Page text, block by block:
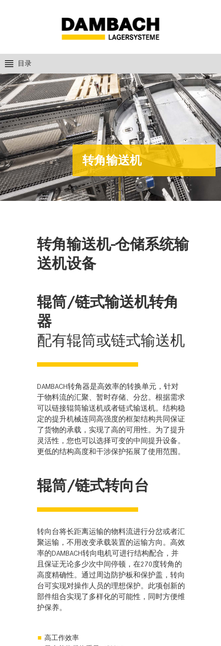
转角输送机
目录
转角输送机-仓储系统输
送机设备
辊筒/链式输送机转角
器
配有辊筒或链式输送机
DAMBACH转角器是高效率的转换单元，针对
于物料流的汇聚、暂时存储、分岔。根据需求
可以链接辊筒输送机或者链式输送机。结构稳
定的提升机械连同高强度的框架结构共同保证
了货物的承载，实现了高的可用性。为了提升
灵活性，您也可以选择可变的中间提升设备。
更低的结构高度和干涉保护拓展了使用范围。
辊筒/链式转向台
转向台将长距离运输的物料流进行分岔或者汇
聚运输，不用改变承载装置的运输方向。高效
率的DAMBACH转向电机可进行结构配合，并
且保证无论多少次中间停顿，在270度转角的
高度精确性。通过周边防护板和保护盖，转向
台可实现对操作人员的理想保护。此项创新的
部件组合实现了多样化的可能性，同时方便维
护保养。
高工作效率